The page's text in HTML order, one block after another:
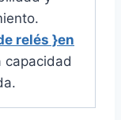
relés }en
capacidad